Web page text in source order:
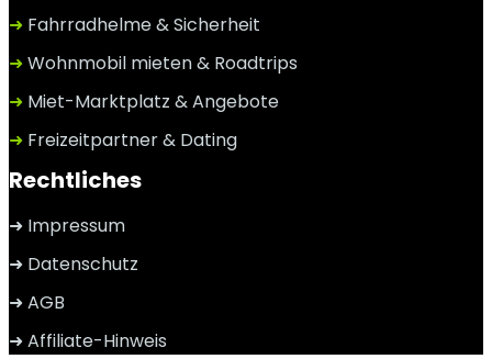
➜ Fahrradhelme & Sicherheit
➜ Wohnmobil mieten & Roadtrips
➜ Miet-Marktplatz & Angebote
➜ Freizeitpartner & Dating
Rechtliches
➜ Impressum
➜ Datenschutz
➜ AGB
➜ Affiliate-Hinweis